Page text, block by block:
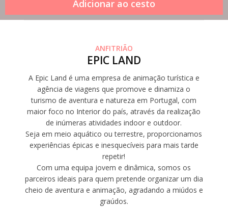
ANFITRIÃO
EPIC LAND
A Epic Land é uma empresa de animação turística e
agência de viagens que promove e dinamiza o
turismo de aventura e natureza em Portugal, com
maior foco no Interior do país, através da realização
de inúmeras atividades indoor e outdoor.
Seja em meio aquático ou terrestre, proporcionamos
experiências épicas e inesquecíveis para mais tarde
repetir!
Com uma equipa jovem e dinâmica, somos os
parceiros ideais para quem pretende organizar um dia
cheio de aventura e animação, agradando a miúdos e
graúdos.